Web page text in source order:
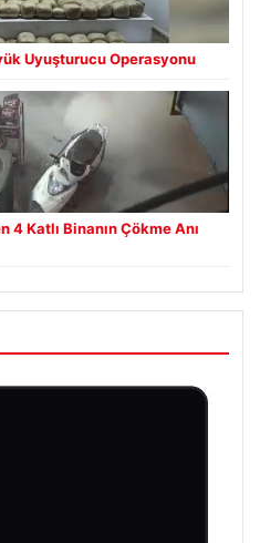
Uyuşturucu Operasyonu
4 Katlı Binanın Çökme Anı